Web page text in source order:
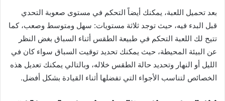
بعد تحميل اللعبة، يمكنك أيضاً التحكم في مستوى صعوبة التحدي
قبل البدء فيه، حيث توجد ثلاثة مستويات: سهل ومتوسط وصعب، كما
تتيح لك اللعبة التحكم في طبيعة الطقس أثناء السباق بغض النظر
عن البيئة المحيطة، حيث يمكنك تحديد توقيت السباق سواء كان في
الليل أو النهار وتحديد حالة الطقس خلاله، وبالتالي يمكنك تعديل هذه
الخصائص لتناسب الأجواء التي تفضلها أثناء القيادة بشكل أفضل.